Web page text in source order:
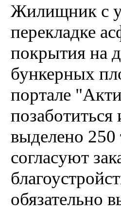
Жилищник с
перекладке
покрытия на
бункерных
портале
выделено 250
согласуют
обязательно